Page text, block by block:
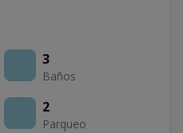
3
Baños
2
Parqueo